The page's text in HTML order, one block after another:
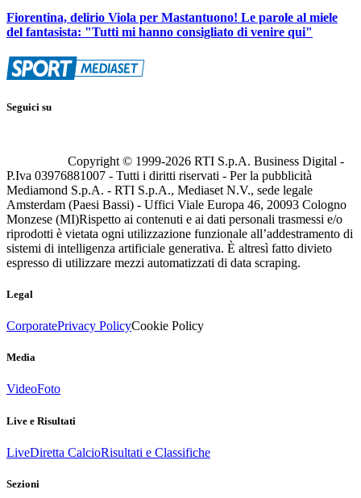
Fiorentina, delirio Viola per Mastantuono! Le parole al miele
del fantasista: "Tutti mi hanno consigliato di venire qui"
Seguici su
Copyright © 1999-2026 RTI S.p.A. Business Digital -
P.Iva 03976881007 - Tutti i diritti riservati - Per la pubblicità
Mediamond S.p.A. - RTI S.p.A., Mediaset N.V., sede legale
Amsterdam (Paesi Bassi) - Uffici Viale Europa 46, 20093 Cologno
Monzese (MI)Rispetto ai contenuti e ai dati personali trasmessi e/o
riprodotti è vietata ogni utilizzazione funzionale all’addestramento di
sistemi di intelligenza artificiale generativa. È altresì fatto divieto
espresso di utilizzare mezzi automatizzati di data scraping.
Legal
CorporatePrivacy PolicyCookie Policy
Media
VideoFoto
Live e Risultati
LiveDiretta CalcioRisultati e Classifiche
Sezioni